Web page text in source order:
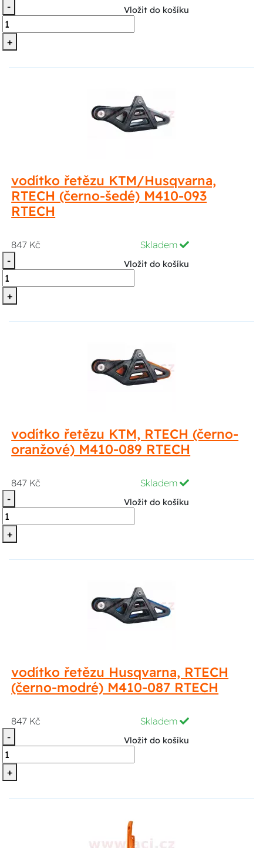
-
+
Vložit do košíku
vodítko řetězu KTM/Husqvarna,
RTECH (černo-šedé) M410-093
RTECH
847 Kč
Skladem
-
+
Vložit do košíku
vodítko řetězu KTM, RTECH (černo-
oranžové) M410-089 RTECH
847 Kč
Skladem
-
+
Vložit do košíku
vodítko řetězu Husqvarna, RTECH
(černo-modré) M410-087 RTECH
847 Kč
Skladem
-
+
Vložit do košíku